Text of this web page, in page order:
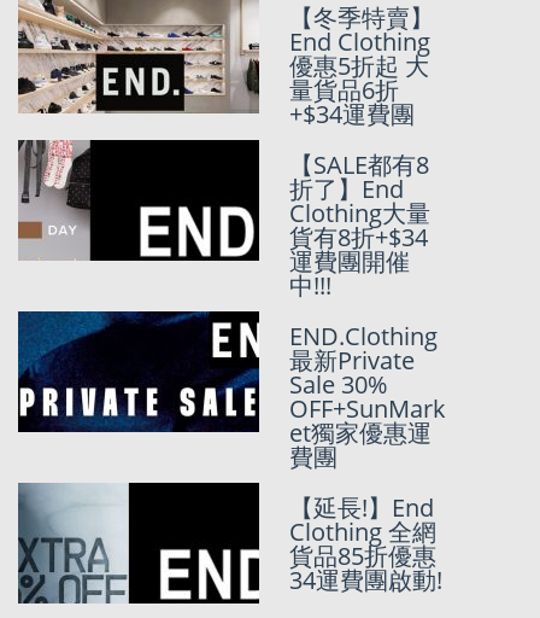
【冬季特賣】
End Clothing
優惠5折起 大
量貨品6折
+$34運費團
【SALE都有8
折了】End
Clothing大量
貨有8折+$34
運費團開催
中!!!
END.Clothing
最新Private
Sale 30%
OFF+SunMark
et獨家優惠運
費團
【延長!】End
Clothing 全網
貨品85折優惠
34運費團啟動!
(額外9折
中!)END.Clothi
ng 5折起
Summer Sale
+SunMarket獨
End Clothing
Free
Worldwide
shipping 開始
END Clothing
Sale Preview!!
全網75折優惠
迎賓!!!
[Black Friday
2021持續更新
~]
END.Clothing
限時8折
+SunMarket獨